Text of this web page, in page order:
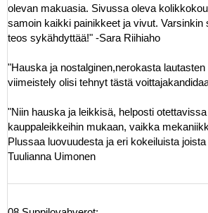
olevan makuasia. Sivussa oleva
samoin kaikki painikkeet ja vivut. Varsinkin
teos sykähdyttää!" -Sara Riihiaho
"Hauska ja nostalginen,nerokasta
viimeistely olisi tehnyt tästä
"Niin hauska ja leikkisä, helposti
kauppaleikkeihin mukaan, vaikka
Plussaa luovuudesta ja eri kokeiluista
Tuulianna Uimonen